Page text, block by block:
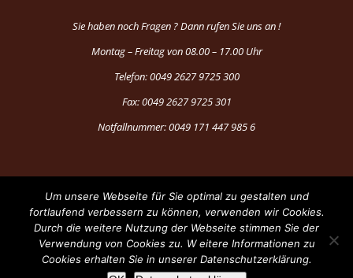
Sie haben noch Fragen ? Dann rufen Sie uns an !
Montag – Freitag von 08.00 – 17.00 Uhr
Telefon: 0049 2627 9725 300
Fax: 0049 2627 9725 301
Notfallnummer: 0049 171 447 985 6
®Copyright 1997-2024 by Fun Production
FacebookYouTube
Um unsere Webseite für Sie optimal zu gestalten und
fortlaufend verbessern zu können, verwenden wir Cookies.
Durch die weitere Nutzung der Webseite stimmen Sie der
Verwendung von Cookies zu. W eitere Informationen zu
Cookies erhalten Sie in unserer Datenschutzerklärung.